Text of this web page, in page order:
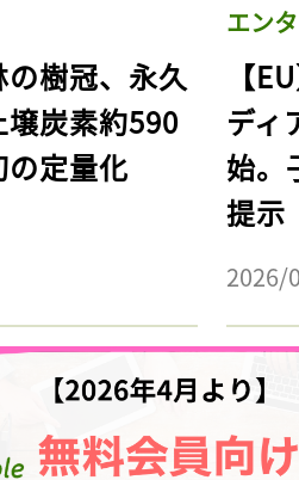
の樹冠、永久
炭素約590
定量化
エン
【
ディ
始。
提示
2026/